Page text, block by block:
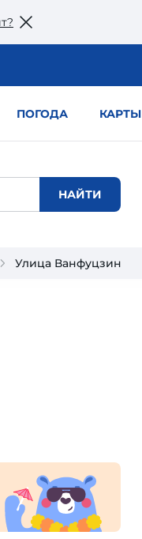
ПОГОДА КАРТЫ
Улица Ванфуцзин